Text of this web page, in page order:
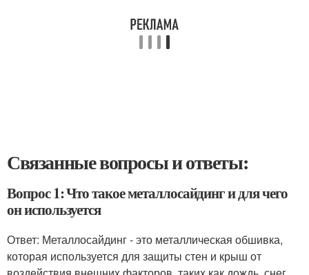
Связанные вопросы и ответы:
Вопрос 1: Что такое металлосайдинг и для чего
он используется
Ответ: Металлосайдинг - это металлическая обшивка,
которая используется для защиты стен и крыш от